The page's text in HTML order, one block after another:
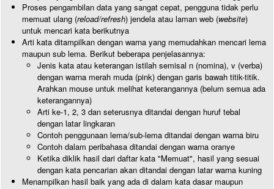
Proses pengambilan data yang sangat cepat, pengguna tidak perlu
memuat ulang (reload/refresh) jendela atau laman web (website)
untuk mencari kata berikutnya
Arti kata ditampilkan dengan warna yang memudahkan mencari lema
maupun sub lema. Berikut beberapa penjelasannya:
Jenis kata atau keterangan istilah semisal n (nomina), v (verba)
dengan warna merah muda (pink) dengan garis bawah titik-titik.
Arahkan mouse untuk melihat keterangannya (belum semua ada
keterangannya)
Arti ke-1, 2, 3 dan seterusnya ditandai dengan huruf tebal
dengan latar lingkaran
Contoh penggunaan lema/sub-lema ditandai dengan warna biru
Contoh dalam peribahasa ditandai dengan warna oranye
Ketika diklik hasil dari daftar kata "Memuat", hasil yang sesuai
dengan kata pencarian akan ditandai dengan latar warna kuning
Menampilkan hasil baik yang ada di dalam kata dasar maupun